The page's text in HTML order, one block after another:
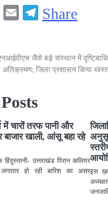
Messenger
EmailTelegram
Share
जैसे बड़े संस्थान में
अतिक्रमण; जिला प्रशासन किया
में चारों तरफ पानी और
खाली, आंसू बहा रहे
उत्तराखंड पिरान कलियर
हो रही बारिश का असरइस